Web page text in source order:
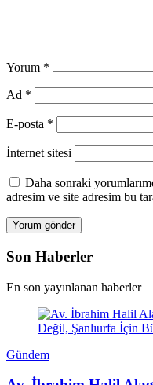
Yorum *
Ad *
E-posta *
İnternet sitesi
Daha sonraki
adresim ve site adresim bu
Son Haberler
En son yayınlanan haberler
Gündem